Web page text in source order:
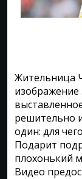
Жительница
изображение
решительно
один: для
Подарит
плохонький
Видео